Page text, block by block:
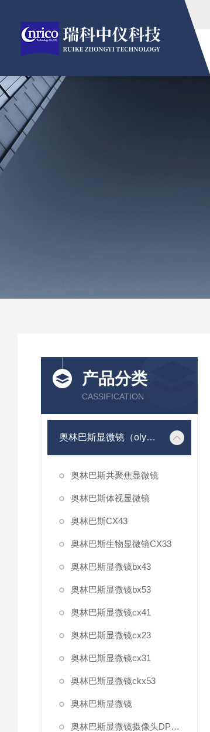
产品分类
CASSIFICATION
奥林巴斯显微镜（olympus）
奥林巴斯共聚焦显微镜
奥林巴斯体视显微镜
奥林巴斯CX43
奥林巴斯生物显微镜CX33
奥林巴斯显微镜bx43
奥林巴斯显微镜bx53
奥林巴斯显微镜cx41
奥林巴斯显微镜cx23
奥林巴斯显微镜cx31
奥林巴斯显微镜ckx53
奥林巴斯显微镜
奥林巴斯显微镜摄像头DP27